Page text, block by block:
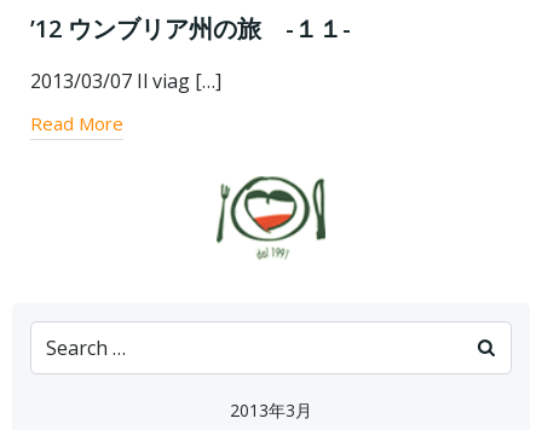
’12 ウンブリア州の旅 -１１-
2013/03/07 Il viag […]
Read More
Search
for:
2013年3月